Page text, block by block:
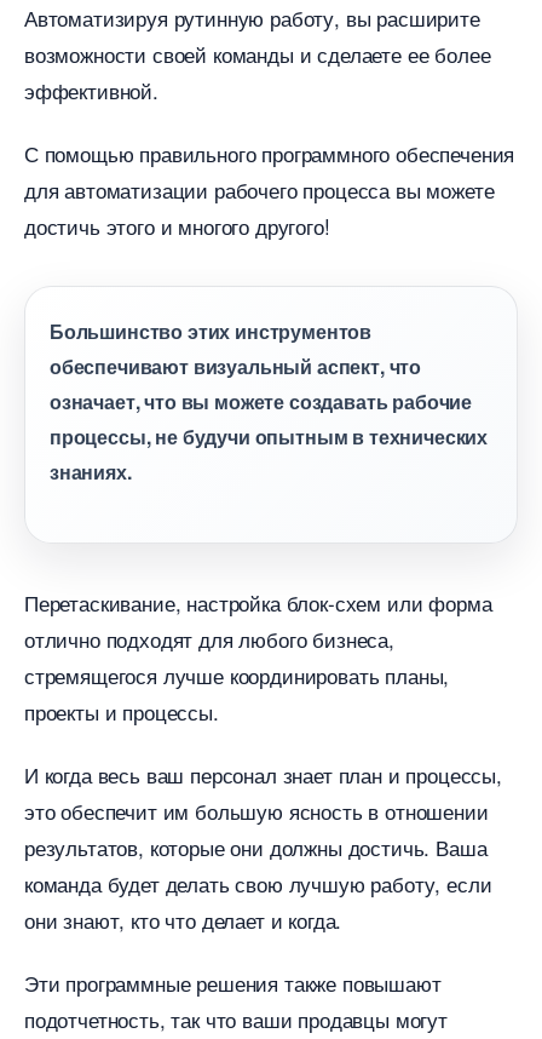
Автоматизируя рутинную работу, вы расширите
озможности своей команды и сделаете ее более
эффективной.
С помощью правильного программного обеспечения
для автоматизации рабочего процесса вы можете
достичь этого и многого другого!
Большинство этих инструменто
обеспечивают визуальный аспект, что
означает, что вы можете создавать рабочие
процессы, не будучи опытным в технических
знаниях.
Перетаскивание, настройка блок-схем или форма
отлично подходят для любого бизнеса,
стремящегося лучше координировать планы,
проекты и процессы.
И когда весь ваш персонал знает план и процессы,
это обеспечит им большую ясность в отношении
результатов, которые они должны достичь. Ваша
команда будет делать свою лучшую работу, если
они знают, кто что делает и когда.
Эти программные решения также повышают
подотчетность, так что ваши продавцы могут